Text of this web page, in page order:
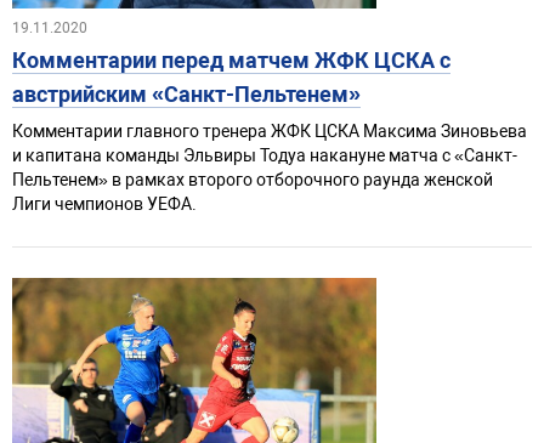
19.11.2020
Комментарии перед матчем ЖФК ЦСКА с
австрийским «Санкт-Пельтенем»
Комментарии главного тренера ЖФК ЦСКА Максима Зиновьева
и капитана команды Эльвиры Тодуа накануне матча с «Санкт-
Пельтенем» в рамках второго отборочного раунда женской
Лиги чемпионов УЕФА.